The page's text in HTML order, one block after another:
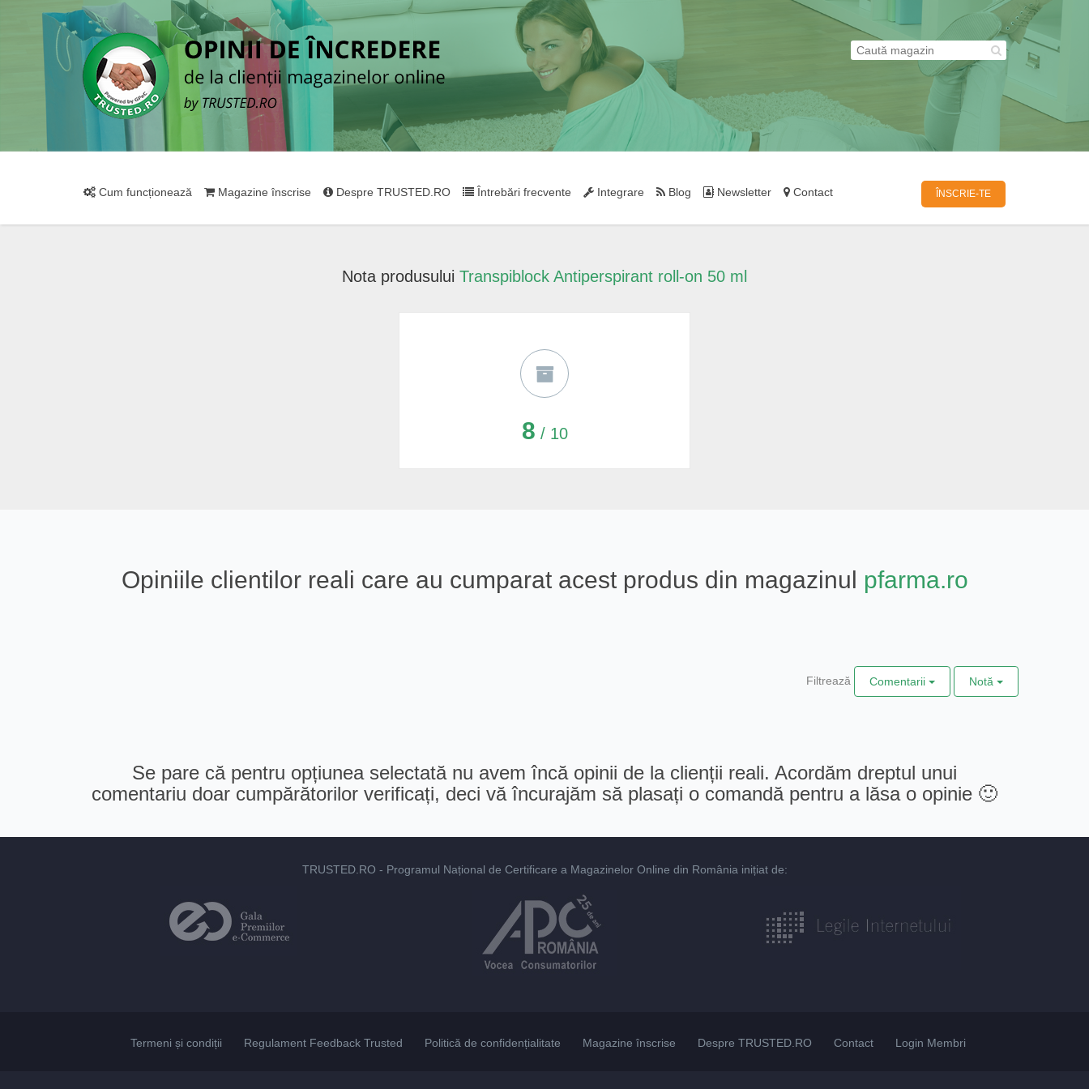
Cum funcționează Magazine înscrise Despre TRUSTED.RO Întrebări frecvente Integrare Blog Newsletter Contact ÎNSCRIE-TE
Nota produsului Transpiblock Antiperspirant roll-on 50 ml
8 / 10
Opiniile clientilor reali care au cumparat acest produs din magazinul pfarma.ro
Filtrează Comentarii Notă
Se pare că pentru opțiunea selectată nu avem încă opinii de la clienții reali. Acordăm dreptul unui
comentariu doar cumpărătorilor verificați, deci vă încurajăm să plasați o comandă pentru a lăsa o opinie 🙂
TRUSTED.RO - Programul Național de Certificare a Magazinelor Online din România inițiat de:
Termeni și condiții Regulament Feedback Trusted Politică de confidențialitate Magazine înscrise Despre TRUSTED.RO Contact Login Membri